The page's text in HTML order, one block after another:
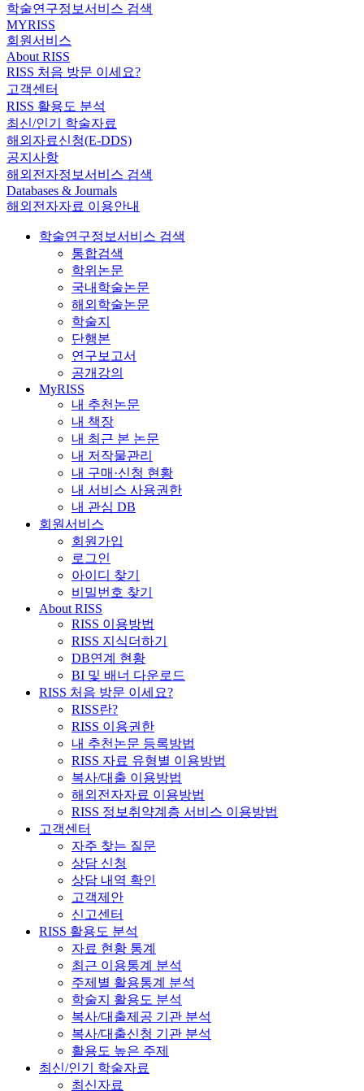
학술연구정보서비스 검색
MYRISS
회원서비스
About RISS
RISS 처음 방문 이세요?
고객센터
RISS 활용도 분석
최신/인기 학술자료
해외자료신청(E-DDS)
공지사항
해외전자정보서비스 검색
Databases & Journals
해외전자자료 이용안내
학술연구정보서비스 검색
통합검색
학위논문
국내학술논문
해외학술논문
학술지
단행본
연구보고서
공개강의
MyRISS
내 추천논문
내 책장
내 최근 본 논문
내 저작물관리
내 구매·신청 현황
내 서비스 사용권한
내 관심 DB
회원서비스
회원가입
로그인
아이디 찾기
비밀번호 찾기
About RISS
RISS 이용방법
RISS 지식더하기
DB연계 현황
BI 및 배너 다운로드
RISS 처음 방문 이세요?
RISS란?
RISS 이용권한
내 추천논문 등록방법
RISS 자료 유형별 이용방법
복사/대출 이용방법
해외전자자료 이용방법
RISS 정보취약계층 서비스 이용방법
고객센터
자주 찾는 질문
상담 신청
상담 내역 확인
고객제안
신고센터
RISS 활용도 분석
자료 현황 통계
최근 이용통계 분석
주제별 활용통계 분석
학술지 활용도 분석
복사/대출제공 기관 분석
복사/대출신청 기관 분석
활용도 높은 주제
최신/인기 학술자료
최신자료